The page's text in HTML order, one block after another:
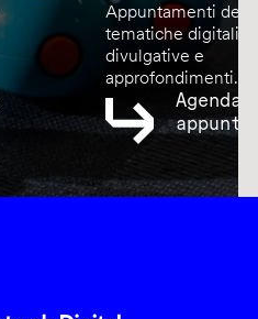
Appuntamenti
tematiche digitali,
divulgative e
approfondimenti.
Agenda